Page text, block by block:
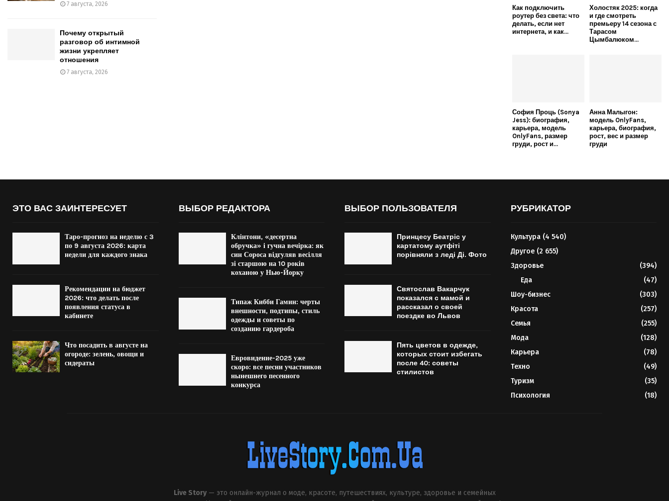
7 августа, 2026
Почему открытый
разговор об интимной
жизни укрепляет
отношения
7 августа, 2026
Как подключить
роутер без света: что
делать, если нет
интернета, и как...
Холостяк 2025: когда
и где смотреть
премьеру 14 сезона с
Тарасом
Цымбалюком...
София Проць (Sonya
Jess): биография,
карьера, модель
OnlyFans, размер
груди, рост и...
Анна Малыгон:
модель OnlyFans,
карьера, биография,
рост, вес и размер
груди
ЭТО ВАС ЗАИНТЕРЕСУЕТ
Таро-прогноз на неделю с 3
по 9 августа 2026: карта
недели для каждого знака
Рекомендации на бюджет
2026: что делать после
появления статуса в
кабинете
Что посадить в августе на
огороде: зелень, овощи и
сидераты
ВЫБОР РЕДАКТОРА
Клінтони, «десертна
обручка» і гучна вечірка: як
син Сороса відгуляв весілля
зі старшою на 10 років
коханою у Нью-Йорку
Типаж Кибби Гамин: черты
внешности, подтипы, стиль
одежды и советы по
созданию гардероба
Евровидение-2025 уже
скоро: все песни участников
нынешнего песенного
конкурса
ВЫБОР ПОЛЬЗОВАТЕЛЯ
Принцесу Беатріс у
картатому аутфіті
порівняли з леді Ді. Фото
Святослав Вакарчук
показался с мамой и
рассказал о своей
поездке во Львов
Пять цветов в одежде,
которых стоит избегать
после 40: советы
стилистов
РУБРИКАТОР
Культура(4 540)
Другое(2 655)
Здоровье
(394)
Еда
(47)
Шоу-бизнес
(303)
Красота
(257)
Семья
(255)
Мода
(128)
Карьера
(78)
Техно
(49)
Туризм
(35)
Психология
(18)
Live Story— это онлайн-журнал о моде, красоте, путешествиях, культуре, здоровье и семейных